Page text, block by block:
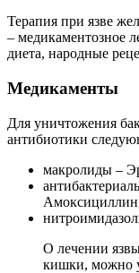
Терапия при язве
– медикаментозное
диета, народные
Медикаменты
Для уничтожения
антибиотики
макролиды –
О лечении
кишки, можно